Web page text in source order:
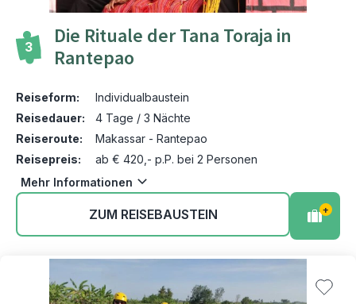
3
Die Rituale der Tana Toraja in
Rantepao
Reiseform:
Individualbaustein
Reisedauer:
4 Tage / 3 Nächte
Reiseroute:
Makassar - Rantepao
Reisepreis:
ab € 420,- p.P. bei 2 Personen
Mehr Informationen
ZUM REISEBAUSTEIN +